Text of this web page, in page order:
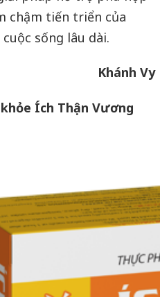
chậm tiến triển của
sống lâu dài.
Khánh Vy
Ích Thận Vương